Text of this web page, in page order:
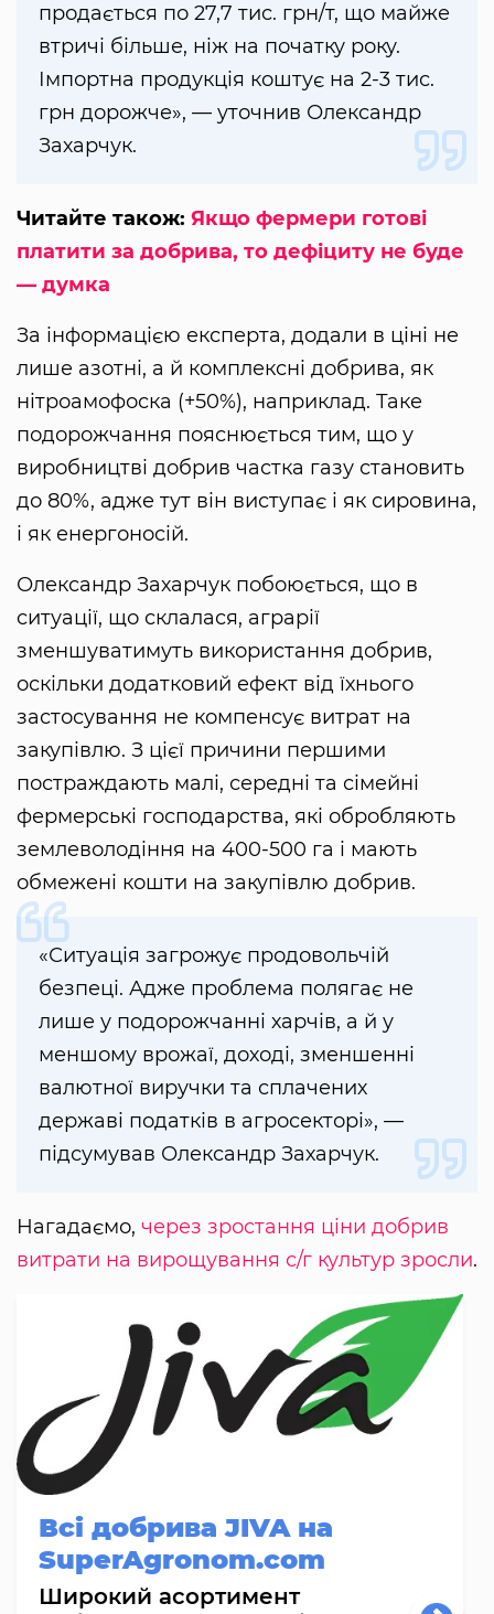
продається по 27,7 тис. грн/т, що майже
втричі більше, ніж на початку року.
Імпортна продукція коштує на 2-3 тис.
грн дорожче», — уточнив Олександр
Захарчук.
Читайте також: Якщо фермери готові
платити за добрива, то дефіциту не буде
— думка
За інформацією експерта, додали в ціні не
лише азотні, а й комплексні добрива, як
нітроамофоска (+50%), наприклад. Таке
подорожчання пояснюється тим, що у
виробництві добрив частка газу становить
до 80%, адже тут він виступає і як сировина,
і як енергоносій.
Олександр Захарчук побоюється, що в
ситуації, що склалася, аграрії
зменшуватимуть використання добрив,
оскільки додатковий ефект від їхнього
застосування не компенсує витрат на
закупівлю. З цієї причини першими
постраждають малі, середні та сімейні
фермерські господарства, які обробляють
землеволодіння на 400-500 га і мають
обмежені кошти на закупівлю добрив.
«Ситуація загрожує продовольчій
безпеці. Адже проблема полягає не
лише у подорожчанні харчів, а й у
меншому врожаї, доході, зменшенні
валютної виручки та сплачених
державі податків в агросекторі», —
підсумував Олександр Захарчук.
Нагадаємо, через зростання ціни добрив
витрати на вирощування с/г культур зросли.
Всі добрива JIVA на
SuperAgronom.com
Широкий асортимент